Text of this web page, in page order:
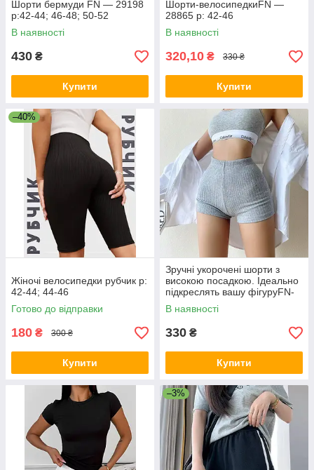
Шорти бермуди FN — 29198
р:42-44; 46-48; 50-52
В наявності
430 ₴
Купити
Шорти-велосипедкиFN —
28865 р: 42-46
В наявності
320,10 ₴ 330 ₴
Купити
–40%
Жіночі велосипедки рубчик р:
42-44; 44-46
Готово до відправки
180 ₴ 300 ₴
Купити
Зручні укорочені шорти з
високою посадкою. Ідеально
підкреслять вашу фігуруFN-
29243 р: 42-46
В наявності
330 ₴
Купити
–3%